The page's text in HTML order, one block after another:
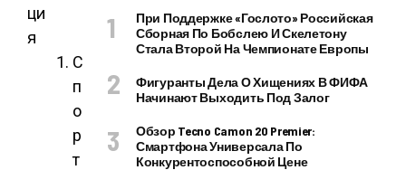
ци
я
С
п
о
р
т
При Поддержке «Гослото» Российская
Сборная По Бобслею И Скелетону
Стала Второй На Чемпионате Европы
Фигуранты Дела О Хищениях В ФИФА
Начинают Выходить Под Залог
Обзор Tecno Camon 20 Premier:
Смартфона Универсала По
Конкурентоспособной Цене